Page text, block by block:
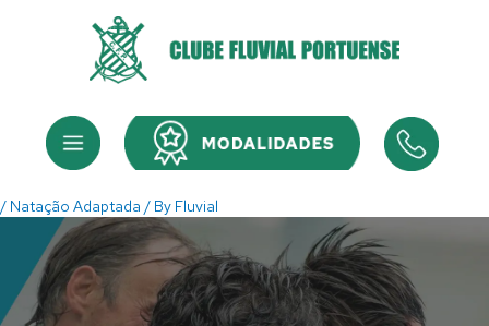
Menu Menu
/ Natação Adaptada / By Fluvial